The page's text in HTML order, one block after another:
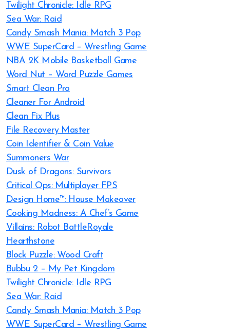
Twilight Chronicle: Idle RPG
Sea War: Raid
Candy Smash Mania: Match 3 Pop
WWE SuperCard – Wrestling Game
NBA 2K Mobile Basketball Game
Word Nut – Word Puzzle Games
Smart Clean Pro
Cleaner For Android
Clean Fix Plus
File Recovery Master
Coin Identifier & Coin Value
Summoners War
Dusk of Dragons: Survivors
Critical Ops: Multiplayer FPS
Design Home™: House Makeover
Cooking Madness: A Chef’s Game
Villains: Robot BattleRoyale
Hearthstone
Block Puzzle: Wood Craft
Bubbu 2 – My Pet Kingdom
Twilight Chronicle: Idle RPG
Sea War: Raid
Candy Smash Mania: Match 3 Pop
WWE SuperCard – Wrestling Game